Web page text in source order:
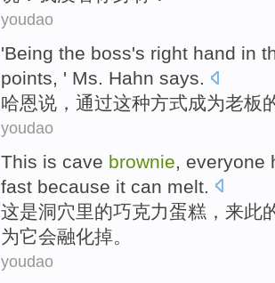
youdao
'Being the boss's right hand in
points, ' Ms. Hahn says.
哈恩说， 通过这种方式成为老板
youdao
This is cave brownie everyone
fast because it can melt
这是洞穴里的巧克力蛋糕 ， 来此
为它会融化掉。
youdao